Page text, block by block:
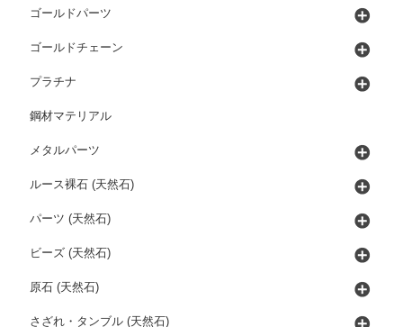
ゴールドパーツ
ゴールドチェーン
プラチナ
鋼材マテリアル
メタルパーツ
ルース裸石 (天然石)
パーツ (天然石)
ビーズ (天然石)
原石 (天然石)
さざれ・タンブル (天然石)